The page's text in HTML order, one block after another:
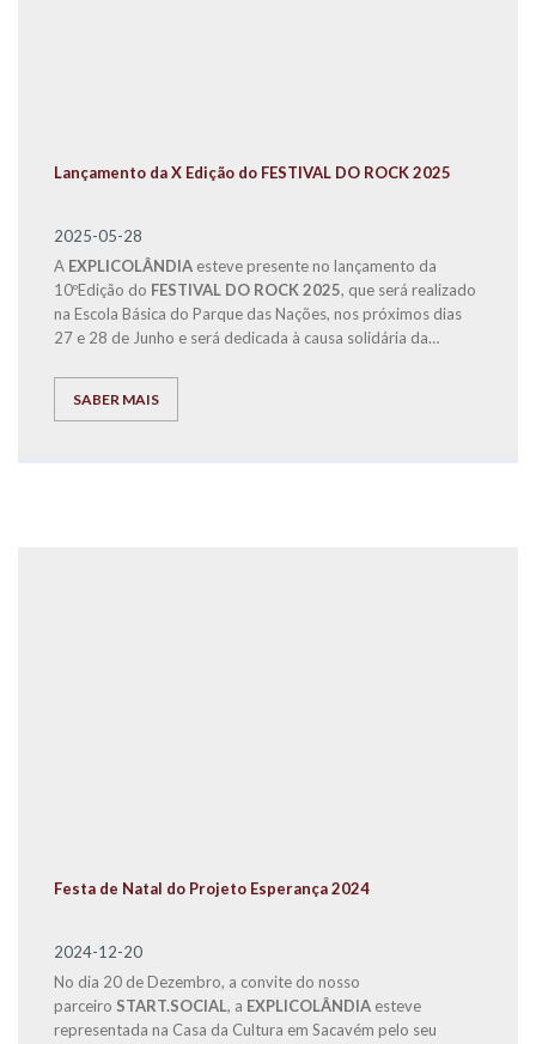
Lançamento da X Edição do FESTIVAL DO ROCK 2025
2025-05-28
A EXPLICOLÂNDIA esteve presente no lançamento da
10ºEdição do FESTIVAL DO ROCK 2025, que será realizado
na Escola Básica do Parque das Nações, nos próximos dias
27 e 28 de Junho e será dedicada à causa solidária da
SABER MAIS
Festa de Natal do Projeto Esperança 2024
2024-12-20
No dia 20 de Dezembro, a convite do nosso
parceiro START.SOCIAL, a EXPLICOLÂNDIA esteve
representada na Casa da Cultura em Sacavém pelo seu